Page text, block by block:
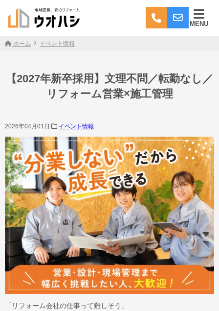
MENU
ホーム イベント情報
【2027年新卒採用】文理不問／転勤なし／
リフォーム営業×施工管理
2026年04月01日 イベント情報
「リフォーム会社の仕事って難しそう」